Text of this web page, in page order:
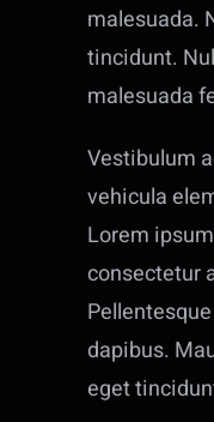
malesuada.
tincidunt.
malesuada
Vestibulum
vehicula
Lorem
consectetur
dapibus.
eget